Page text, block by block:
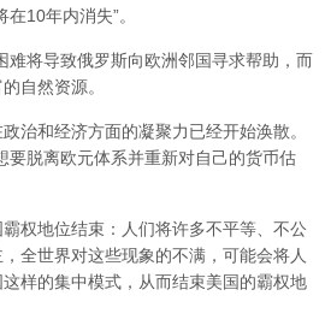
定将在10年内消失”。
难将导致俄罗斯向欧洲邻国寻求帮助，而
丰富的自然资源。
治和经济方面的凝聚力已经开始涣散。
要脱离欧元体系并重新对自己的货币估
权地位结束：人们将许多不平等、不公
全世界对这些现象的不满，可能会将人
样的集中模式，从而结束美国的霸权地